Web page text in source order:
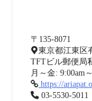
〒135-8071
東京都江東区
TFTビル郵便局
月～金: 9:00am
https://
03-5530-5011